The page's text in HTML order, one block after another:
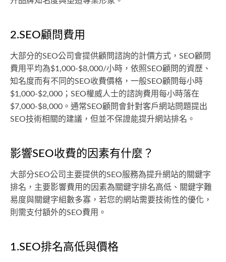
2.SEO顧問費用
大部分的SEO公司會提供顧問諮詢的計價方式，SEO顧問
費用平均為$1,000-$8,000/小時，依照SEO顧問的資歷、
知名度而有不同的SEO收費價格，一般SEO顧問每小時
$1,000-$2,000；SEO權威人士的諮詢費用每小時落在
$7,000-$8,000。通常SEO顧問會針對客戶網站問題提出
SEO技術相關的建議，但並不保證能提升網站排名。
影響SEO收費的因素有什麼？
大部分SEO公司主要提供的SEO服務為提升網站的關鍵字
排名，主要影響費用的因素為關鍵字排名高低、關鍵字難
易度與關鍵字組數多寡，若您的網站需要技術性的優化，
則需支付額外的SEO費用。
1.SEO排名高低與價格